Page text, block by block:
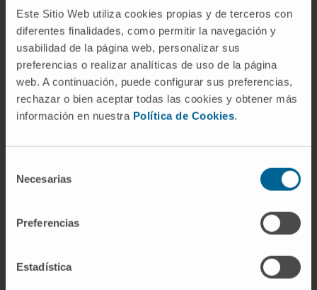
Este Sitio Web utiliza cookies propias y de terceros con
diferentes finalidades, como permitir la navegación y
usabilidad de la página web, personalizar sus
preferencias o realizar analíticas de uso de la página
web. A continuación, puede configurar sus preferencias,
rechazar o bien aceptar todas las cookies y obtener más
información en nuestra Política de Cookies.
Necesarias
Preferencias
Estadística
Decir "tengo Graves" implica que el
hipertiroidismo se debe a un mecanismo
autoinmunitario concreto.
¿Por qué algunos pacientes con
Graves tienen los ojos saltones y
otros no?
autoanticuerpos pueden activarlos. Pero no lo
intensidad, y las razones de esa variabilidad
se conocen mal. Lo que sí se sabe es que el
clara: los fumadores con Graves desarrollan